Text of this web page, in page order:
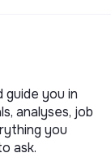
you in
analyses, job
you
ask.